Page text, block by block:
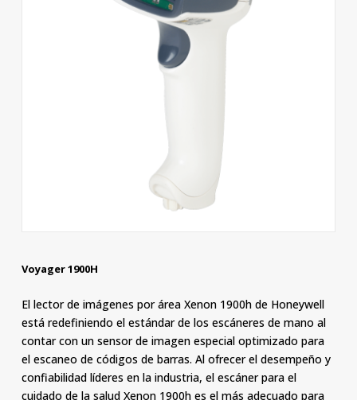
Voyager 1900H
El lector de imágenes por área Xenon 1900h de Honeywell
está redefiniendo el estándar de los escáneres de mano al
contar con un sensor de imagen especial optimizado para
el escaneo de códigos de barras. Al ofrecer el desempeño y
confiabilidad líderes en la industria, el escáner para el
cuidado de la salud Xenon 1900h es el más adecuado para